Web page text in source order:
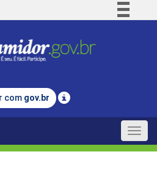
Comunica BR
Legislação
com gov.br
Toggle